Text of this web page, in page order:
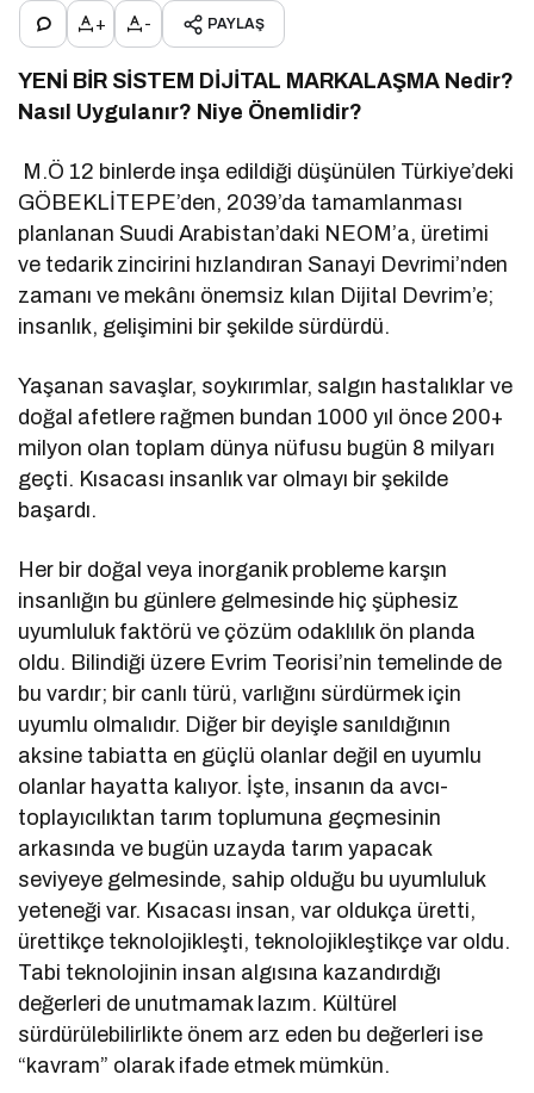
+ - PAYLAŞ
YENİ BİR SİSTEM DİJİTAL MARKALAŞMA Nedir?
Nasıl Uygulanır? Niye Önemlidir?
M.Ö 12 binlerde inşa edildiği düşünülen Türkiye’deki
GÖBEKLİTEPE’den, 2039’da tamamlanması
planlanan Suudi Arabistan’daki NEOM’a, üretimi
ve tedarik zincirini hızlandıran Sanayi Devrimi’nden
zamanı ve mekânı önemsiz kılan Dijital Devrim’e;
insanlık, gelişimini bir şekilde sürdürdü.
Yaşanan savaşlar, soykırımlar, salgın hastalıklar ve
doğal afetlere rağmen bundan 1000 yıl önce 200+
milyon olan toplam dünya nüfusu bugün 8 milyarı
geçti. Kısacası insanlık var olmayı bir şekilde
başardı.
Her bir doğal veya inorganik probleme karşın
insanlığın bu günlere gelmesinde hiç şüphesiz
uyumluluk faktörü ve çözüm odaklılık ön planda
oldu. Bilindiği üzere Evrim Teorisi’nin temelinde de
bu vardır; bir canlı türü, varlığını sürdürmek için
uyumlu olmalıdır. Diğer bir deyişle sanıldığının
aksine tabiatta en güçlü olanlar değil en uyumlu
olanlar hayatta kalıyor. İşte, insanın da avcı-
toplayıcılıktan tarım toplumuna geçmesinin
arkasında ve bugün uzayda tarım yapacak
seviyeye gelmesinde, sahip olduğu bu uyumluluk
yeteneği var. Kısacası insan, var oldukça üretti,
ürettikçe teknolojikleşti, teknolojikleştikçe var oldu.
Tabi teknolojinin insan algısına kazandırdığı
değerleri de unutmamak lazım. Kültürel
sürdürülebilirlikte önem arz eden bu değerleri ise
“kavram” olarak ifade etmek mümkün.